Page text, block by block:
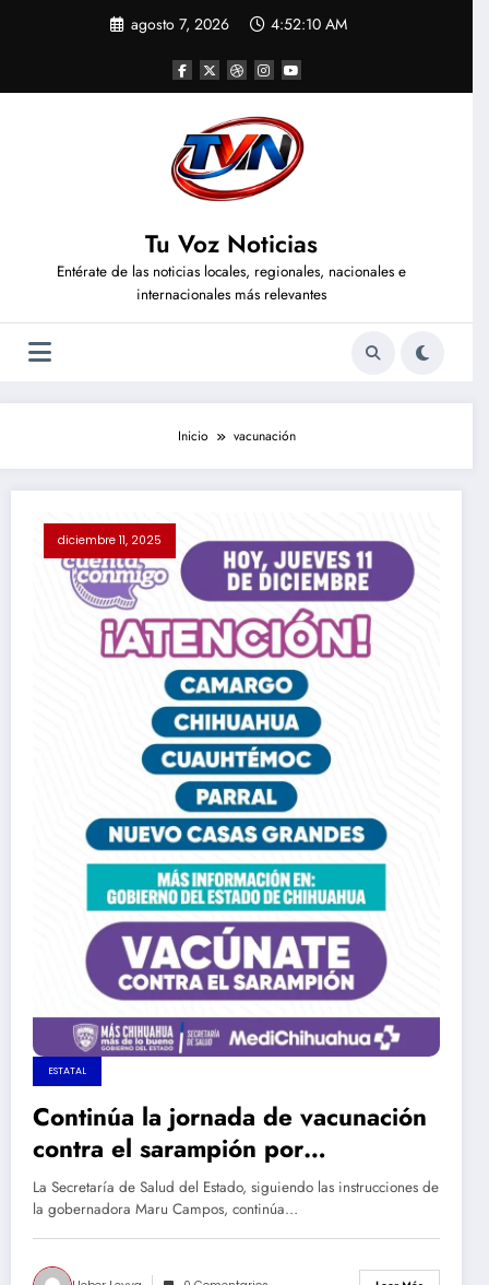
agosto 7, 2026 4:52:11 AM
Tu Voz Noticias
Entérate de las noticias locales, regionales, nacionales e
internacionales más relevantes
Inicio vacunación
diciembre 11, 2025
ESTATAL
Continúa la jornada de vacunación
contra el sarampión por
instrucciones de la gobernadora
Maru Campos
La Secretaría de Salud del Estado, siguiendo las instrucciones de
la gobernadora Maru Campos, continúa…